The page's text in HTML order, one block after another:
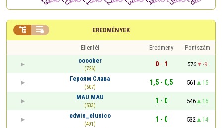
EREDMÉNYEK
 
Ellenfél Eredmény
Pontszám
oooober
(726)
0 - 1 576
-9
Героям Слава
(607)
1,5 - 0,5 561
15
MAU MAU
(533)
1 - 0 546
15
edwin_elunico
(491)
1 - 0 532
14